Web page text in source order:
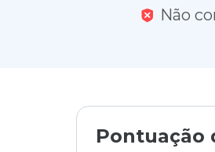
Não
Pontuação